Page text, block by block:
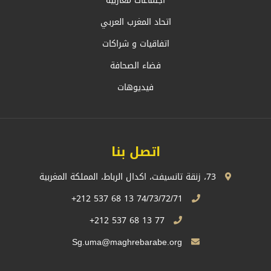
اتحاد المغرب العربي
اتفاقيات و شراكات
فضاء الصحافة
فيديوهات
اتصل بنا
77 13 68 537 212+